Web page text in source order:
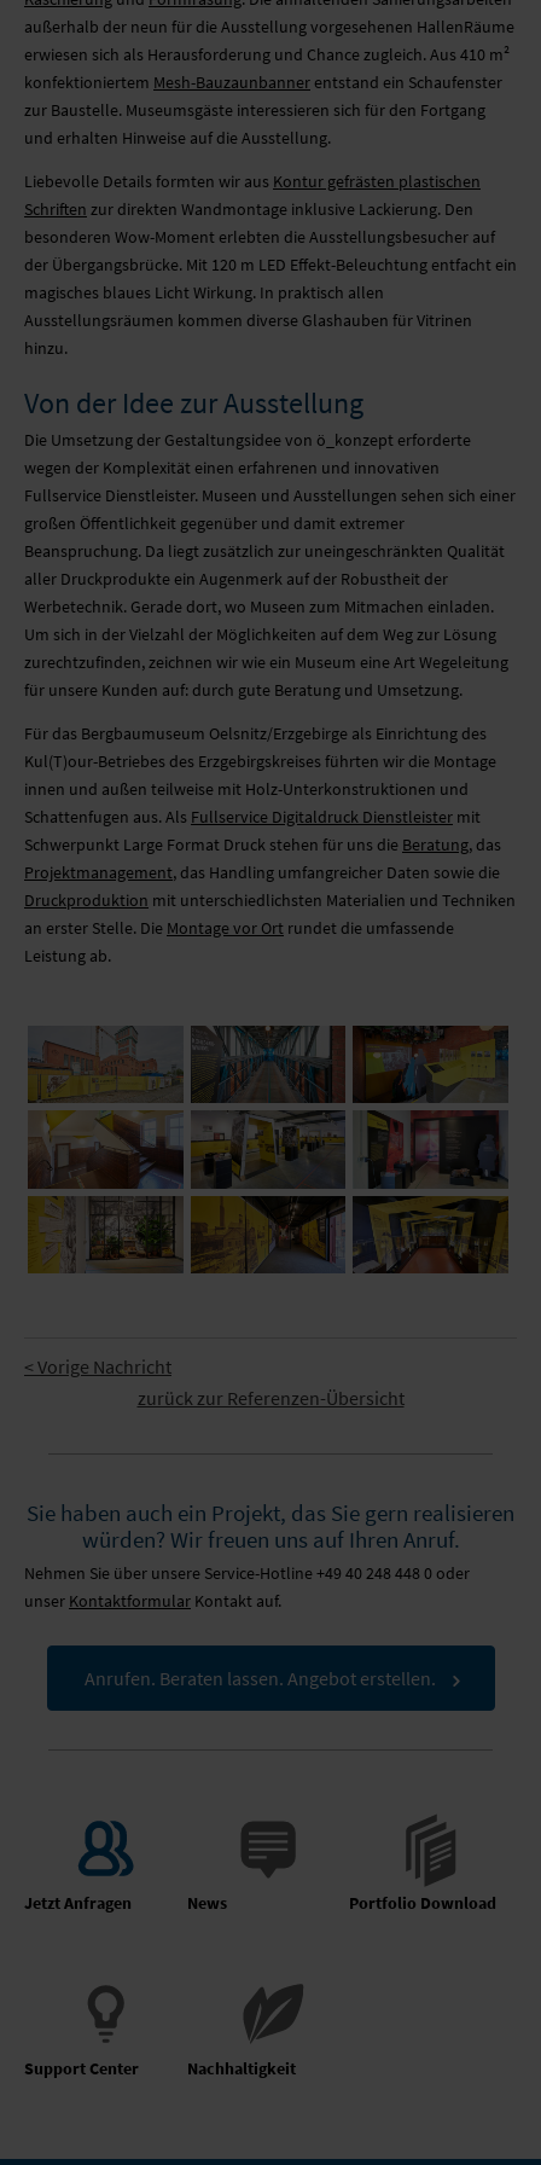
außerhalb der neun für die Ausstellung vorgesehenen HallenRäume
erwiesen sich als Herausforderung und Chance zugleich. Aus 410 m²
konfektioniertem Mesh-Bauzaunbanner entstand ein Schaufenster
zur Baustelle. Museumsgäste interessieren sich für den Fortgang
und erhalten Hinweise auf die Ausstellung.
Liebevolle Details formten wir aus Kontur gefrästen plastischen
Schriften zur direkten Wandmontage inklusive Lackierung. Den
besonderen Wow-Moment erlebten die Ausstellungsbesucher auf
der Übergangsbrücke. Mit 120 m LED Effekt-Beleuchtung entfacht ein
magisches blaues Licht Wirkung. In praktisch allen
Ausstellungsräumen kommen diverse Glashauben für Vitrinen
hinzu.
Von der Idee zur Ausstellung
Die Umsetzung der Gestaltungsidee von ö_konzept erforderte
wegen der Komplexität einen erfahrenen und innovativen
Fullservice Dienstleister. Museen und Ausstellungen sehen sich einer
großen Öffentlichkeit gegenüber und damit extremer
Beanspruchung. Da liegt zusätzlich zur uneingeschränkten Qualität
aller Druckprodukte ein Augenmerk auf der Robustheit der
Werbetechnik. Gerade dort, wo Museen zum Mitmachen einladen.
Um sich in der Vielzahl der Möglichkeiten auf dem Weg zur Lösung
zurechtzufinden, zeichnen wir wie ein Museum eine Art Wegeleitung
für unsere Kunden auf: durch gute Beratung und Umsetzung.
Für das Bergbaumuseum Oelsnitz/Erzgebirge als Einrichtung des
Kul(T)our-Betriebes des Erzgebirgskreises führten wir die Montage
innen und außen teilweise mit Holz-Unterkonstruktionen und
Schattenfugen aus. Als Fullservice Digitaldruck Dienstleister mit
Schwerpunkt Large Format Druck stehen für uns die Beratung, das
Projektmanagement, das Handling umfangreicher Daten sowie die
Druckproduktion mit unterschiedlichsten Materialien und Techniken
an erster Stelle. Die Montage vor Ort rundet die umfassende
Leistung ab.
< Vorige Nachricht
zurück zur Referenzen-Übersicht
Sie haben auch ein Projekt, das Sie gern realisieren
würden? Wir freuen uns auf Ihren Anruf.
Nehmen Sie über unsere Service-Hotline +49 40 248 448 0 oder
unser Kontaktformular Kontakt auf.
Anrufen. Beraten lassen. Angebot erstellen.
Jetzt Anfragen News Portfolio Download
Support Center Nachhaltigkeit